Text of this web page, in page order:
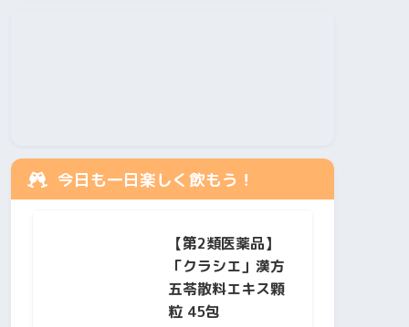
今日も一日楽しく飲もう！
【第2類医薬品】
「クラシエ」漢方
五苓散料エキス顆
粒 45包